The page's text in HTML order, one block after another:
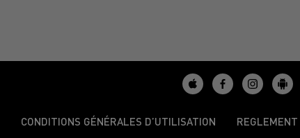
CONDITIONS GÉNÉRALES D’UTILISATION REGLEMENT